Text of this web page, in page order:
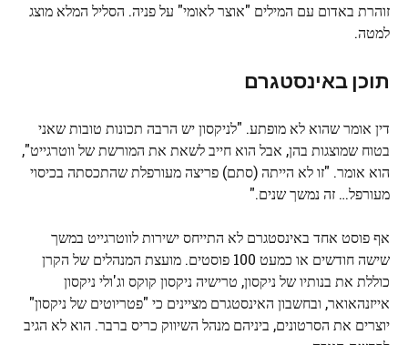
זוהרת באדום עם המילים "אוצר לאומי" על פניה. הסליל המלא מוצג
למטה.
תוכן באינסטגרם
דין אומר שהוא לא מופתע. "לניקסון יש הרבה תכונות טובות שאני
בטוח שמוצגות בהן, אבל הוא חייב לשאת את המורשת של ווטרגייט",
הוא אומר. "זו לא הייתה (סתם) פריצה מעורפלת שהתכסתה בכיסוי
מעורפל… זה נמשך שנים."
אף פוסט אחד באינסטגרם לא התייחס ישירות לווטרגייט במשך
שישה חודשים או כמעט 100 פוסטים. מועצת המנהלים של הקרן
כוללת את בנותיו של ניקסון, טרישיה ניקסון קוקס וג'ולי ניקסון
אייזנהאואר, ובחשבון האינסטגרם מציינים כי "פטריוטים של ניקסון"
יוצרים את הסרטונים, ביניהם מנהל השיווק כריס ברבר. הוא לא הגיב